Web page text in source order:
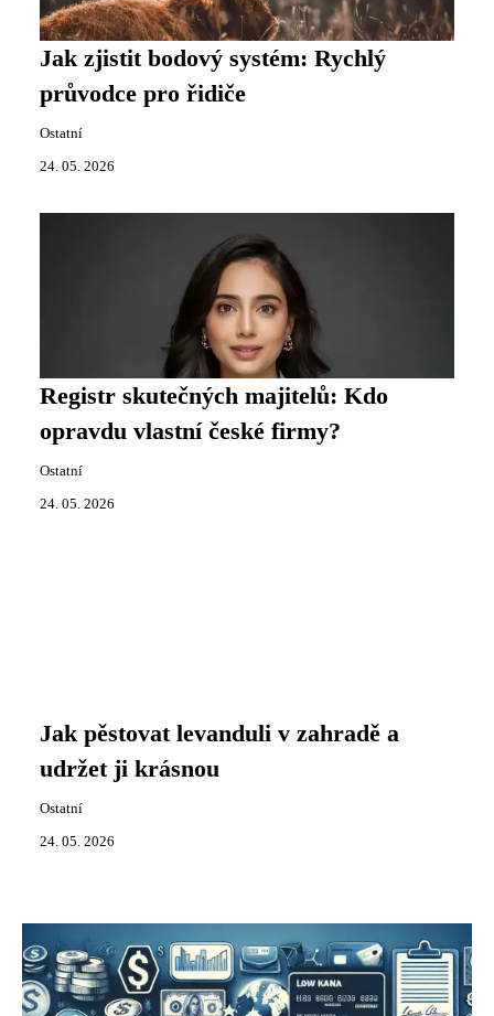
Jak zjistit bodový systém: Rychlý
průvodce pro řidiče
Ostatní
24. 05. 2026
Registr skutečných majitelů: Kdo
opravdu vlastní české firmy?
Ostatní
24. 05. 2026
Jak pěstovat levanduli v zahradě a
udržet ji krásnou
Ostatní
24. 05. 2026